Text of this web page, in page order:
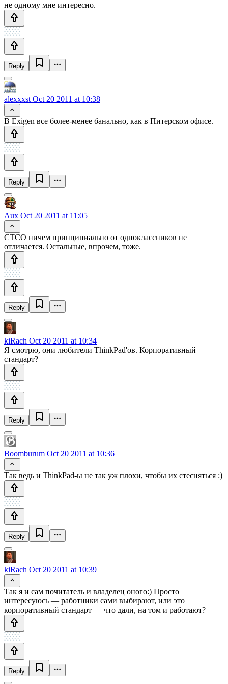
не одному мне интересно.
Reply
alexxxst Oct 20 2011 at 10:38
В Exigen все более-менее банально, как в Питерском офисе.
Reply
Aux Oct 20 2011 at 11:05
CTCO ничем принципиально от одноклассников не
отличается. Остальные, впрочем, тоже.
Reply
kiRach Oct 20 2011 at 10:34
Я смотрю, они любители ThinkPad'ов. Корпоративный
стандарт?
Reply
Boomburum Oct 20 2011 at 10:36
Так ведь и ThinkPad-ы не так уж плохи, чтобы их стесняться :)
Reply
kiRach Oct 20 2011 at 10:39
Так я и сам почитатель и владелец оного:) Просто
интересуюсь — работники сами выбирают, или это
корпоративный стандарт — что дали, на том и работают?
Reply